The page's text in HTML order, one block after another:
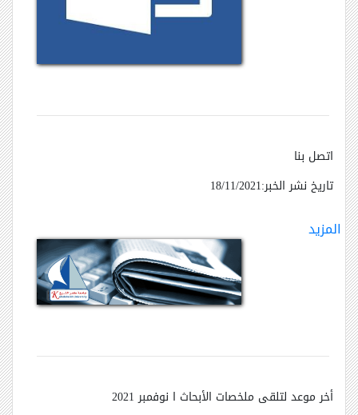
اتصل بنا
تاريخ نشر الخبر:18/11/2021
المزيد
أخر موعد لتلقى ملخصات الأبحاث ا نوفمبر 2021